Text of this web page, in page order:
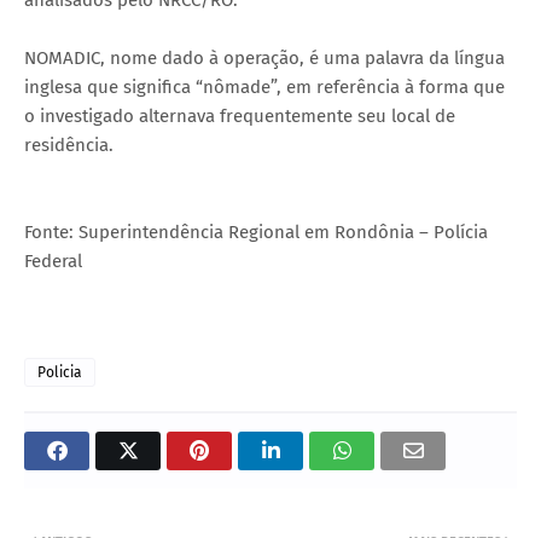
NOMADIC, nome dado à operação, é uma palavra da língua
inglesa que significa “nômade”, em referência à forma que
o investigado alternava frequentemente seu local de
residência.
Fonte: Superintendência Regional em Rondônia – Polícia
Federal
Policia